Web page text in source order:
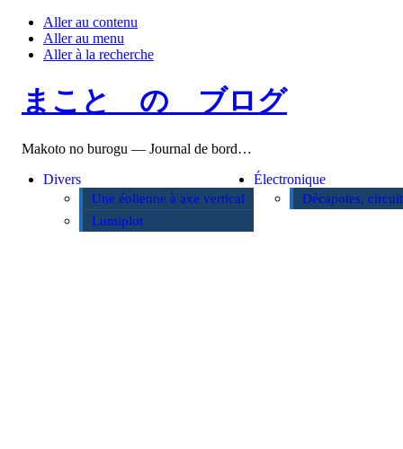
Aller au contenu
Aller au menu
Aller à la recherche
まこと の ブログ
Makoto no burogu — Journal de bord…
Divers
Une éolienne à axe vertical
Lumiplot
Électronique
Décapotes,